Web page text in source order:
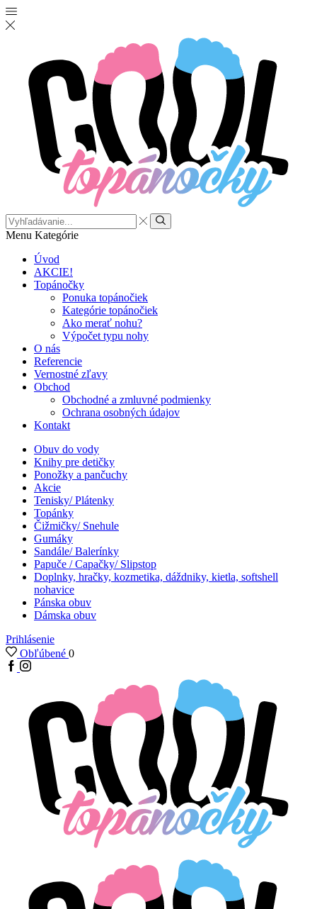
Menu Kategórie
Úvod
AKCIE!
Topánočky
Ponuka topánočiek
Kategórie topánočiek
Ako merať nohu?
Výpočet typu nohy
O nás
Referencie
Vernostné zľavy
Obchod
Obchodné a zmluvné podmienky
Ochrana osobných údajov
Kontakt
Obuv do vody
Knihy pre detičky
Ponožky a pančuchy
Akcie
Tenisky/ Plátenky
Topánky
Čižmičky/ Snehule
Gumáky
Sandále/ Balerínky
Papuče / Capačky/ Slipstop
Doplnky, hračky, kozmetika, dáždniky, kietla, softshell
nohavice
Pánska obuv
Dámska obuv
Prihlásenie
Obľúbené 0